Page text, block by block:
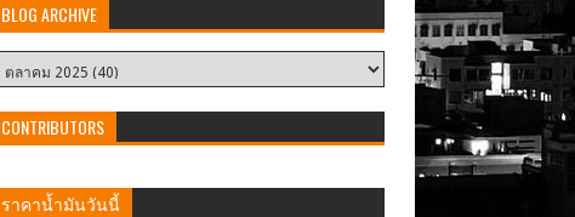
BLOG ARCHIVE
CONTRIBUTORS
ราคาน้ำมันวันนี้